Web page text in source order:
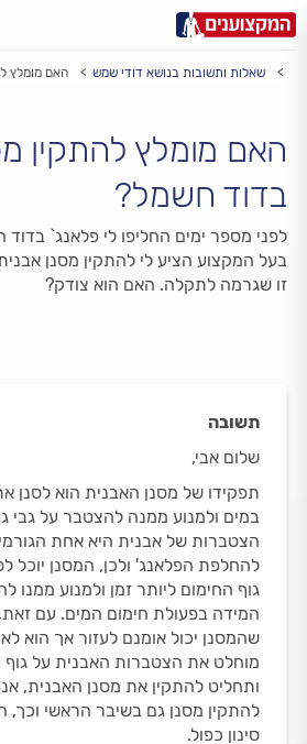
עיר: תל אביב, חיפה…
שאלות ותשובות בנושא דודי שמש האם מומלץ
האם מומלץ להתקין
בדוד חשמל?
לפני מספר ימים החליפו לי פלאנג`
בעל המקצוע הציע לי להתקין מסנן
זו שגרמה לתקלה. האם הוא צודק?
תשובה
שלום אבי,
תפקידו של מסנן האבנית הוא לסנן
במים ולמנוע ממנה להצטבר על גבי
הצטברות של אבנית היא אחת
להחלפת הפלאנג' ולכן, המסנן יוכל
גוף החימום ליותר זמן ולמנוע ממנו
המידה בפעולת חימום המים. עם
שהמסנן יכול אומנם לעזור אך הוא לא
מוחלט את הצטברות האבנית על גוף
ותחליט להתקין את מסנן האבנית,
להתקין מסנן גם בשיבר הראשי וכך,
סינון כפול.